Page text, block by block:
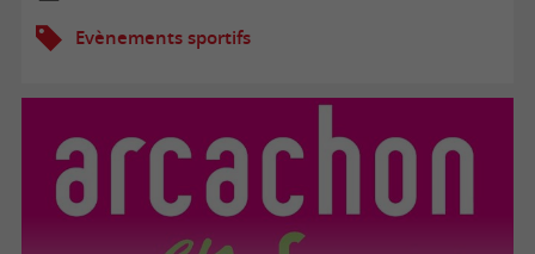
Evènements sportifs